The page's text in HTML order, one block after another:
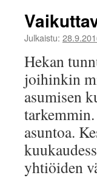
Julkaistu:
Hekan
joihinkin
asumisen
asuntoa.
yhtiöiden